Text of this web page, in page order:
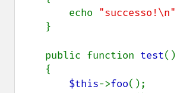
        echo
"successo!\n"
    public function
test()
$this->foo();